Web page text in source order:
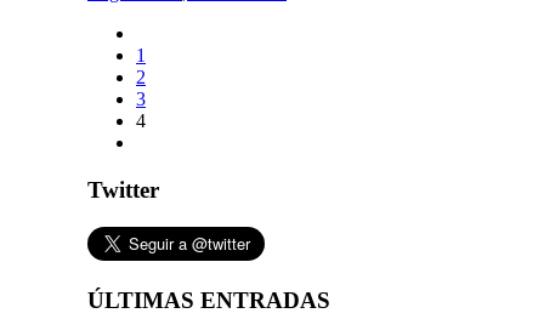
1
2
3
4
Twitter
ÚLTIMAS ENTRADAS